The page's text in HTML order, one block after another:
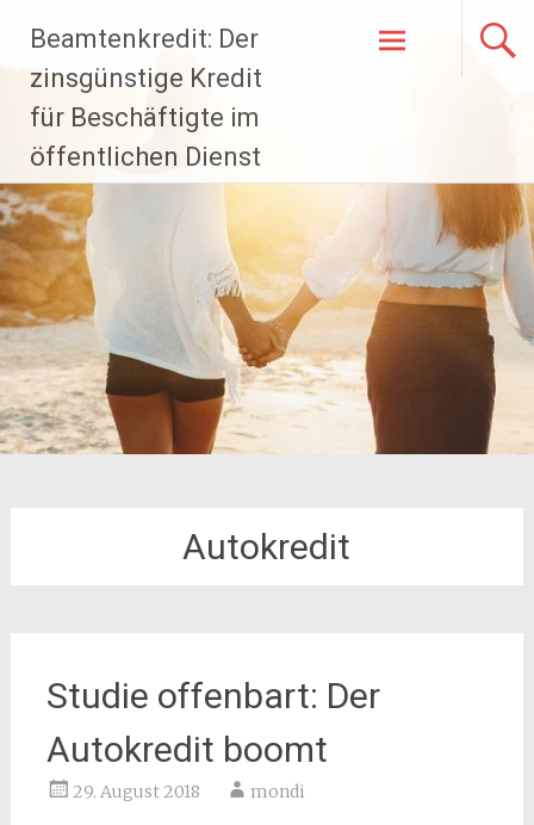
Inhalt
springen
Beamtenkredit: Der
zinsgünstige Kredit
für Beschäftigte im
öffentlichen Dienst
Autokredit
Studie offenbart: Der
Autokredit boomt
29. August 2018 mondi